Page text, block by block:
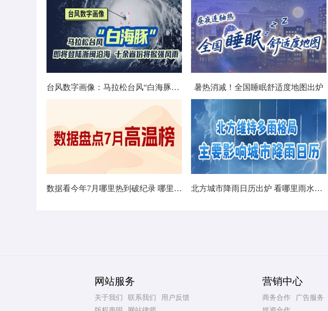
台风数字画像：马拉松台风“白海豚”将影响十余省份 暑热消减！全国睡眠舒适度地图出炉
数据看今年7月哪里热到破纪录 哪里暑热连轴转 北方城市降雨日历出炉 看哪里雨水超长待机
网站服务
关于我们 联系我们
用户反馈
营销中心
商务合作
广告服务